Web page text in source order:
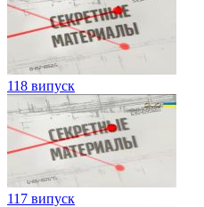
118 випуск
117 випуск